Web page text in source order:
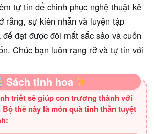
tự tin để chinh phục nghệ thuật kẻ
rằng, sự kiên nhẫn và luyện tập
đạt được đôi mắt sắc sảo và cuốn
Chúc bạn luôn rạng rỡ và tự tin với
Sách tinh hoa
triết sẽ giúp con trưởng thành với
thẻ này là món quà tinh thần tuyệt